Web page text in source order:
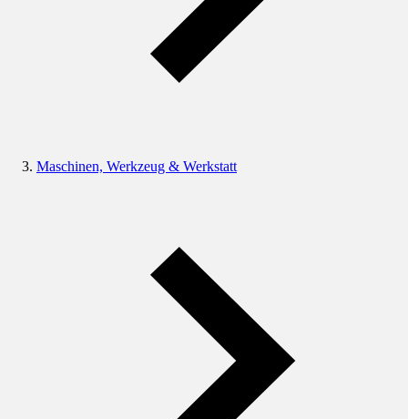
Maschinen, Werkzeug & Werkstatt